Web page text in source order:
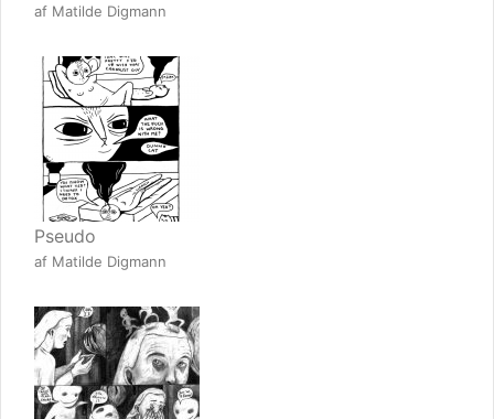
af Matilde Digmann
Pseudo
af Matilde Digmann